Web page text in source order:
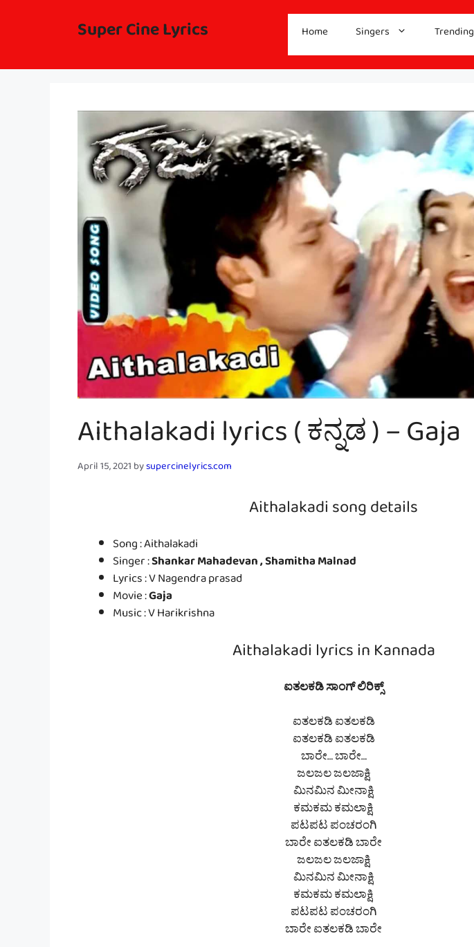
Super Cine Lyrics Home Singers Trending
Aithalakadi lyrics ( ಕನ್ನಡ ) – Gaja
April 15, 2021bysupercinelyrics.com
Aithalakadi song details
Song : Aithalakadi
Singer :Shankar Mahadevan , Shamitha Malnad
Lyrics : V Nagendra prasad
Movie :Gaja
Music : V Harikrishna
Aithalakadi lyrics in Kannada
ಐತಲಕಡಿ ಸಾಂಗ್ ಲಿರಿಕ್ಸ್
ಐತಲಕಡಿ ಐತಲಕಡಿ
ಐತಲಕಡಿ ಐತಲಕಡಿ
ಬಾರೇ… ಬಾರೇ…
ಜಲಜಲ ಜಲಜಾಕ್ಷಿ
ಮಿನಮಿನ ಮೀನಾಕ್ಷಿ
ಕಮಕಮ ಕಮಲಾಕ್ಷಿ
ಪಟಪಟ ಪಂಚರಂಗಿ
ಬಾರೇ ಐತಲಕಡಿ ಬಾರೇ
ಜಲಜಲ ಜಲಜಾಕ್ಷಿ
ಮಿನಮಿನ ಮೀನಾಕ್ಷಿ
ಕಮಕಮ ಕಮಲಾಕ್ಷಿ
ಪಟಪಟ ಪಂಚರಂಗಿ
ಬಾರೇ ಐತಲಕಡಿ ಬಾರೇ